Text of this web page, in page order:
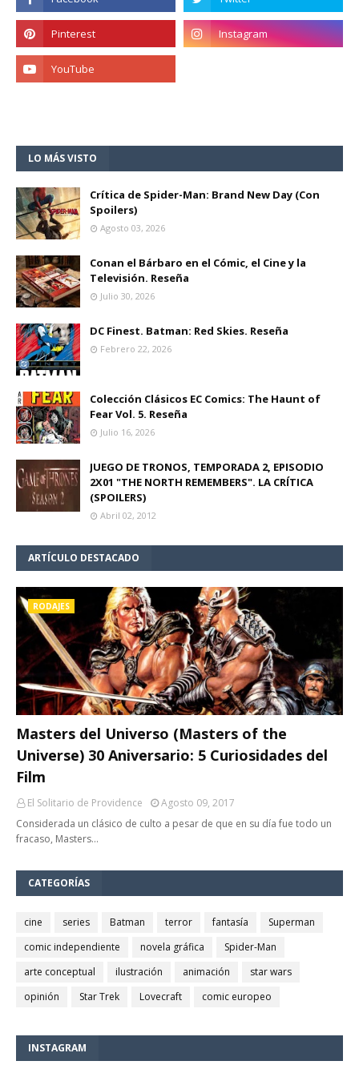
LO MÁS VISTO
Crítica de Spider-Man: Brand New Day (Con
Spoilers)
Agosto 03, 2026
Conan el Bárbaro en el Cómic, el Cine y la
Televisión. Reseña
Julio 30, 2026
DC Finest. Batman: Red Skies. Reseña
Febrero 22, 2026
Colección Clásicos EC Comics: The Haunt of
Fear Vol. 5. Reseña
Julio 16, 2026
JUEGO DE TRONOS, TEMPORADA 2, EPISODIO
2X01 "THE NORTH REMEMBERS". LA CRÍTICA
(SPOILERS)
Abril 02, 2012
ARTÍCULO DESTACADO
RODAJES
Masters del Universo (Masters of the
Universe) 30 Aniversario: 5 Curiosidades del
Film
El Solitario de Providence
Agosto 09, 2017
Considerada un clásico de culto a pesar de que en su día fue todo un
fracaso, Masters…
CATEGORÍAS
cine series Batman terror fantasía
Superman
comic independiente
novela gráfica
Spider-Man
arte conceptual
ilustración animación
star wars
opinión
Star Trek Lovecraft comic europeo
INSTAGRAM